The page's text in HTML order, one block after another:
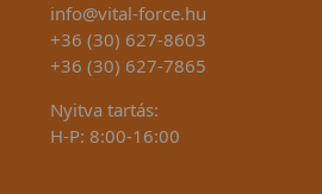
info@vital-force.hu
+36 (30) 627-8603
+36 (30) 627-7865
Nyitva tartás:
H-P: 8:00-16:00